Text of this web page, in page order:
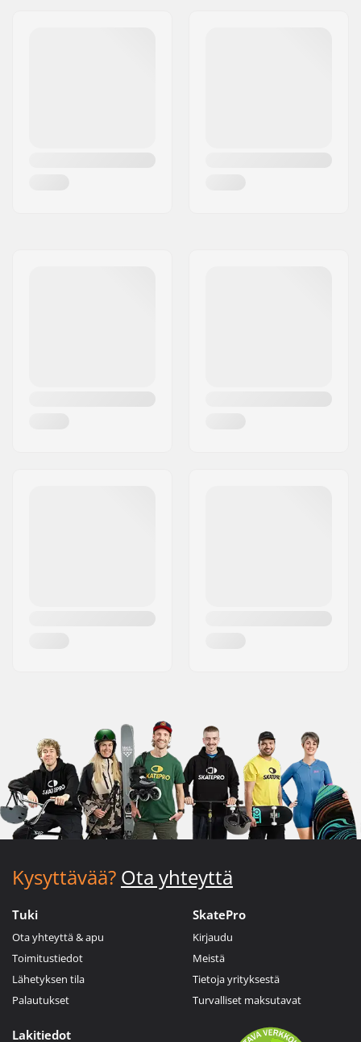
Kysyttävää? Ota yhteyttä
Tuki
Ota yhteyttä & apu
Toimitustiedot
Lähetyksen tila
Palautukset
SkatePro
Kirjaudu
Meistä
Tietoja yrityksestä
Turvalliset maksutavat
Lakitiedot